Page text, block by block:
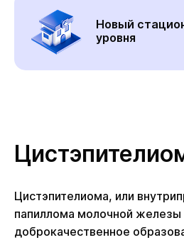
Новый
уровня
Цистэпителиома, или
папиллома молочной железы
доброкачественное